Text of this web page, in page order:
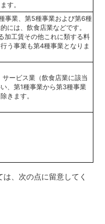
す。
事業、第5種事業および第6種
には、飲食店業などです。
加工賃その他これに類する料
う事業も第4種事業となりま
ービス業（飲食店業に該当
、第1種事業から第3種事業
きます。
、次の点に留意してく